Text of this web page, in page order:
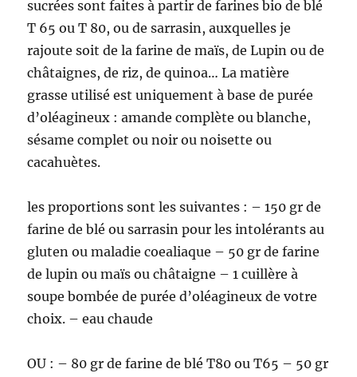
sucrées sont faites à partir de farines bio de blé
T 65 ou T 80, ou de sarrasin, auxquelles je
rajoute soit de la farine de maïs, de Lupin ou de
châtaignes, de riz, de quinoa… La matière
grasse utilisé est uniquement à base de purée
d’oléagineux : amande complète ou blanche,
sésame complet ou noir ou noisette ou
cacahuètes.
les proportions sont les suivantes : – 150 gr de
farine de blé ou sarrasin pour les intolérants au
gluten ou maladie coealiaque – 50 gr de farine
de lupin ou maïs ou châtaigne – 1 cuillère à
soupe bombée de purée d’oléagineux de votre
choix. – eau chaude
OU : – 80 gr de farine de blé T80 ou T65 – 50 gr